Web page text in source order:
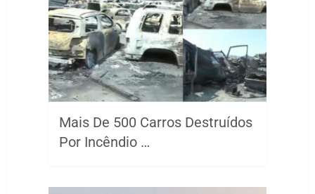
Mais De 500 Carros Destruídos
Por Incêndio …